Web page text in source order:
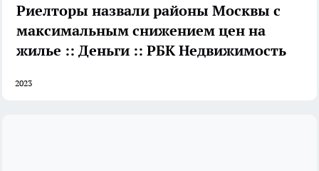
Риелторы назвали районы Москвы с
максимальным снижением цен на
жилье :: Деньги :: РБК Недвижимость
2023